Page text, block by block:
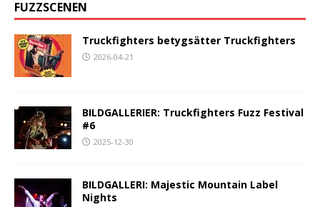
FUZZSCENEN
Truckfighters betygsätter Truckfighters
2026-04-21
BILDGALLERIER: Truckfighters Fuzz Festival
#6
2025-12-30
BILDGALLERI: Majestic Mountain Label
Nights